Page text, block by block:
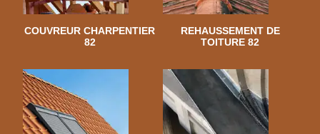
COUVREUR CHARPENTIER
82
REHAUSSEMENT DE
TOITURE 82